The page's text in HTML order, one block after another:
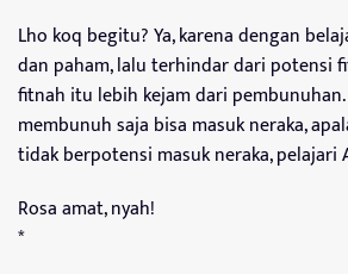
Lho koq begitu? Ya, karena dengan
dan paham, lalu terhindar dari potensi
fitnah itu lebih kejam dari pembunuhan.
membunuh saja bisa masuk neraka,
tidak berpotensi masuk neraka, pelajari
Rosa amat, nyah!
*